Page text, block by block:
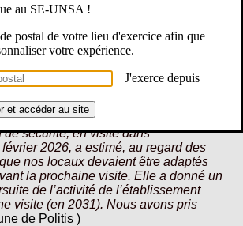
comme le souligne Guy Goupil dans
individuel sur une œuvre collective »
en 2022).
réside dans les conditions de
documents, comme en témoigne Hervé
de l’association Les Amis de Freinet :
sécurité, en visite dans
2026, a estimé, au regard des
nos locaux devaient être adaptés
la prochaine visite. Elle a donné un
de l’activité de l’établissement
visite (en 2031). Nous avons pris
de Politis )
au SE-UNSA !
postal de votre lieu d'exercice afin que
votre expérience.
J'exerce depuis
et accéder au site